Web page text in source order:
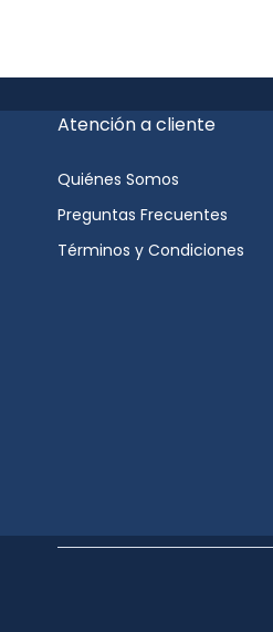
Colgate
Coltene
Curaprox
Dentaid
Fresh Up
Atención a cliente
Quiénes Somos
Preguntas Frecuentes
Términos y Condiciones